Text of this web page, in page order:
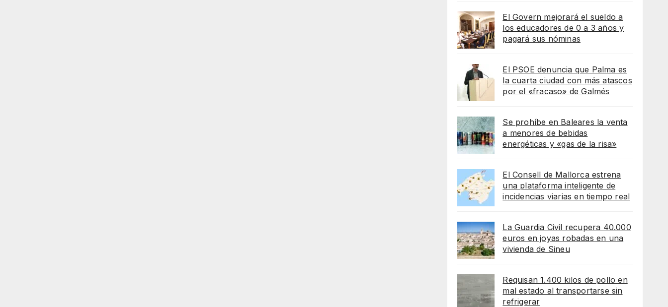
El Govern mejorará el sueldo a
los educadores de 0 a 3 años y
pagará sus nóminas
El PSOE denuncia que Palma es
la cuarta ciudad con más atascos
por el «fracaso» de Galmés
Se prohíbe en Baleares la venta
a menores de bebidas
energéticas y «gas de la risa»
El Consell de Mallorca estrena
una plataforma inteligente de
incidencias viarias en tiempo real
La Guardia Civil recupera 40.000
euros en joyas robadas en una
vivienda de Sineu
Requisan 1.400 kilos de pollo en
mal estado al transportarse sin
refrigerar